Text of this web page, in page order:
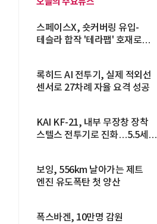
스페이스X, 숏커버링 유입-
테슬라 합작 '테라팹' 호재로
록히드 AI 전투기, 실제 적외선
센서로 27차례 자율 요격 성공
KAI KF-21, 내부 무장창 장착
스텔스 전투기로 진화…5.5세대
보잉, 556km 날아가는 제트
엔진 유도폭탄 첫 양산
폭스바겐, 10만명 감원